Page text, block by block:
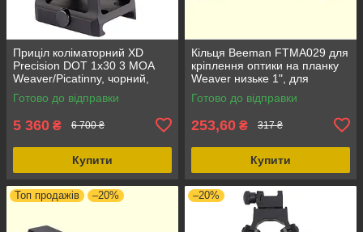
Приціл коліматорний XD
Precision DOT 1x30 3 MOA
Weaver/Picatinny, чорний,
вага 170 г
Готово до відправки
5 360 ₴ 6 700 ₴
Купити
Кільця Beeman FTMA029 для
кріплення оптики на планку
Weaver низьке 1", для
встановлення оптичного
прицілу до 40 мм
Готово до відправки
253,60 ₴ 317 ₴
Купити
Топ продажів –20% –20%